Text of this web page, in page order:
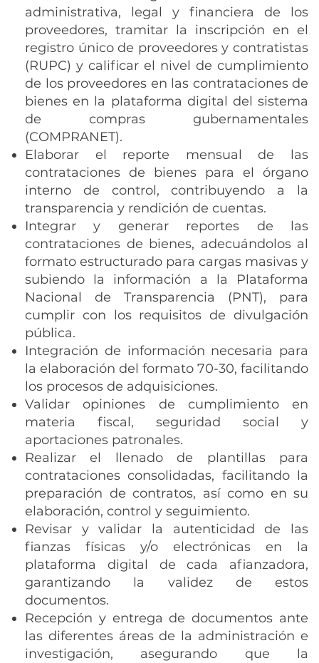
administrativa, legal y financiera de los
proveedores, tramitar la inscripción en el
registro único de proveedores y contratistas
(RUPC) y calificar el nivel de cumplimiento
de los proveedores en las contrataciones de
bienes en la plataforma digital del sistema
de compras gubernamentales
(COMPRANET).
Elaborar el reporte mensual de las
contrataciones de bienes para el órgano
interno de control, contribuyendo a la
transparencia y rendición de cuentas.
Integrar y generar reportes de las
contrataciones de bienes, adecuándolos al
formato estructurado para cargas masivas y
subiendo la información a la Plataforma
Nacional de Transparencia (PNT), para
cumplir con los requisitos de divulgación
pública.
Integración de información necesaria para
la elaboración del formato 70-30, facilitando
los procesos de adquisiciones.
Validar opiniones de cumplimiento en
materia fiscal, seguridad social y
aportaciones patronales.
Realizar el llenado de plantillas para
contrataciones consolidadas, facilitando la
preparación de contratos, así como en su
elaboración, control y seguimiento.
Revisar y validar la autenticidad de las
fianzas físicas y/o electrónicas en la
plataforma digital de cada afianzadora,
garantizando la validez de estos
documentos.
Recepción y entrega de documentos ante
las diferentes áreas de la administración e
investigación, asegurando que la